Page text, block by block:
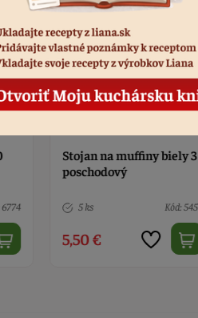
Stojan na muffiny biely 3
poschodový
5 ks Kód: 5453
5,50 €